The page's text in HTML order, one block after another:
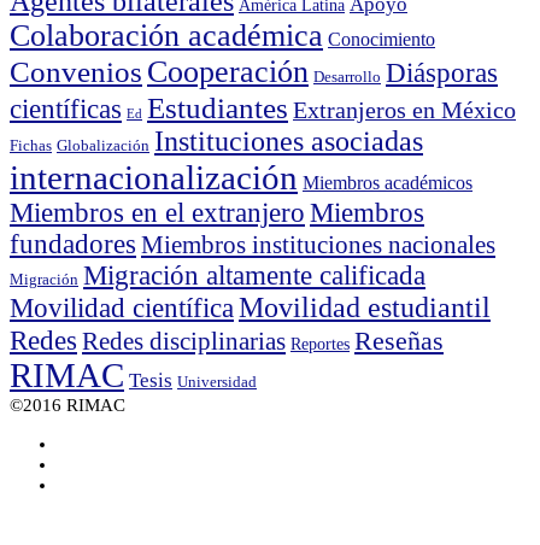
América Latina
Colaboración académica Conocimiento
Convenios Cooperación Desarrollo Diásporas
científicas Ed Estudiantes Extranjeros en México
Fichas Globalización Instituciones asociadas
internacionalización Miembros académicos
Miembros en el extranjero Miembros
fundadores Miembros instituciones nacionales
Migración Migración altamente calificada
Movilidad científicaMovilidad estudiantil
Redes Redes disciplinarias Reportes Reseñas
RIMAC Tesis Universidad
©2016 RIMAC